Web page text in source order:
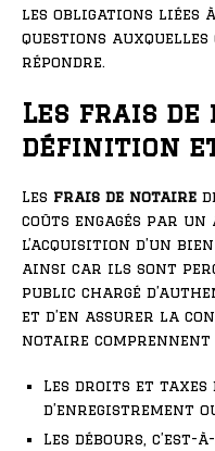
les obligations liées
questions
répondre.
Les frais de
définition
Les frais de notaire
coûts engagés par
l’acquisition d’un
ainsi car ils sont
public chargé
et d’en assurer la
notaire comprennent
Les droits et taxes
d’enregistrement
Les débours, c’est-